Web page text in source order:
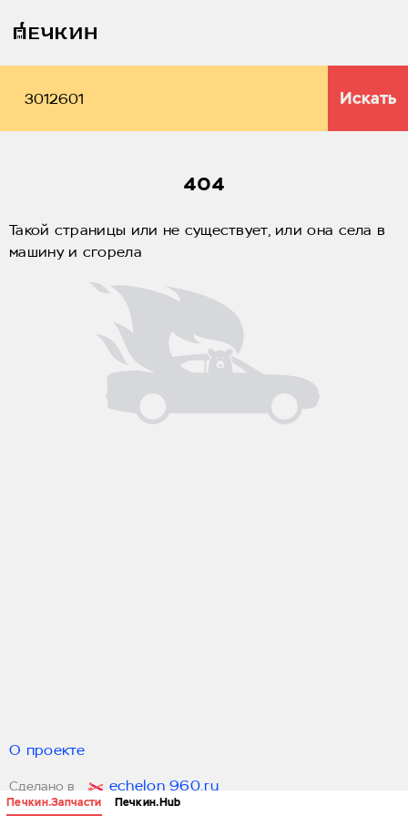
Печкин.Запчасти Печкин.Hub
Искать
404
Такой страницы или не существует, или она села в
машину и сгорела
О проекте
Сделано в echelon 960.ru